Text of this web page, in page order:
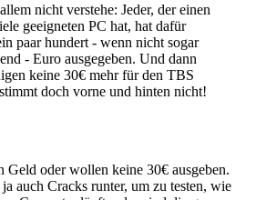
nicht verstehe: Jeder, der einen
geeigneten PC hat, hat dafür
paar hundert - wenn nicht sogar
- Euro ausgegeben. Und dann
keine 30€ mehr für den TBS
doch vorne und hinten nicht!
Geld oder wollen keine 30€ ausgeben.
auch Cracks runter, um zu testen, wie